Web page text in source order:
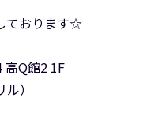
ております☆
高Q館2 1F
）